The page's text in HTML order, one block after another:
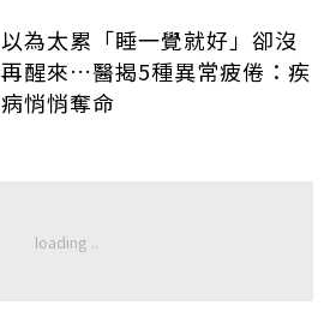
以為太累「睡一覺就好」卻沒
再醒來…醫揭5種異常疲倦：疾
病悄悄奪命